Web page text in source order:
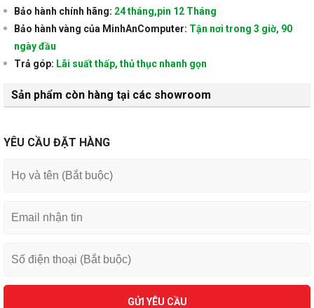
Bảo hành chính hãng: 24 tháng,pin 12 Tháng
Bảo hành vàng của MinhAnComputer: Tận nơi trong 3 giờ, 90
ngày đầu
Trả góp: Lãi suất thấp, thủ thục nhanh gọn
Sản phẩm còn hàng tại các showroom
YÊU CẦU ĐẶT HÀNG
GỬI YÊU CẦU